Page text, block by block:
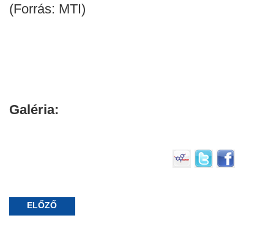
(Forrás: MTI)
Galéria:
ELŐZŐ